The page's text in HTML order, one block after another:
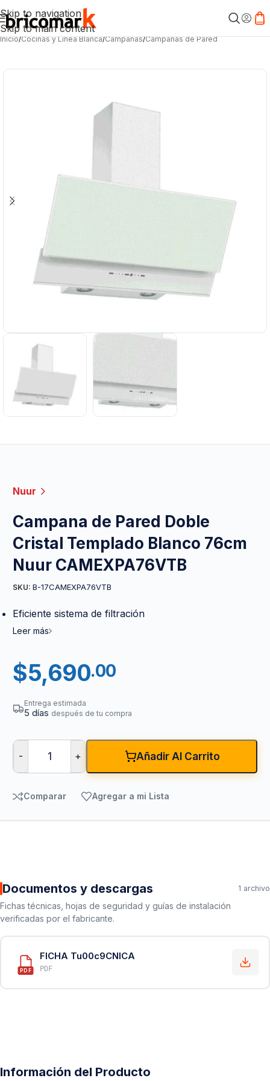
Skip to navigation
Skip to main content
Inicio/Cocinas y Línea Blanca/Campanas/Campanas de Pared
Nuur
Campana de Pared Doble
Cristal Templado Blanco 76cm
Nuur CAMEXPA76VTB
SKU: B-17CAMEXPA76VTB
Eficiente sistema de filtración
Leer más
$5,690.00
Entrega estimada
5 días después de tu compra
- + Añadir Al Carrito
Comparar Agregar a mi Lista
Documentos y descargas 1 archivo
Fichas técnicas, hojas de seguridad y guías de instalación
verificadas por el fabricante.
PDF
FICHA Tu00c9CNICA
PDF
Información del Producto